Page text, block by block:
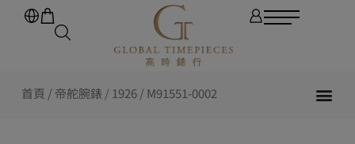
首頁 /帝舵腕錶 / 1926/ M91551-0002